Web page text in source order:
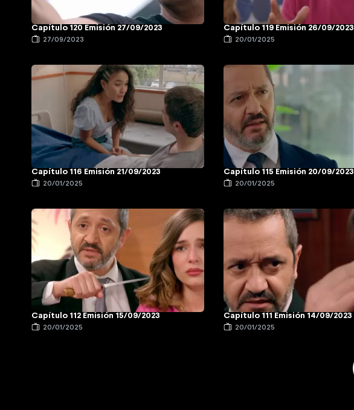
Capítulo 120 Emisión 27/09/2023
27/09/2023
Capítulo 119 Emisión 26/09/2023
20/01/2025
Capítulo 116 Emisión 21/09/2023
20/01/2025
Capítulo 115 Emisión 20/09/2023
20/01/2025
Capítulo 112 Emisión 15/09/2023
20/01/2025
Capítulo 111 Emisión 14/09/2023
20/01/2025